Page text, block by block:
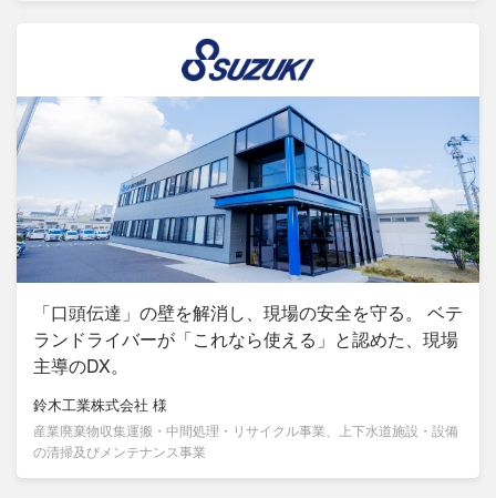
「口頭伝達」の壁を解消し、現場の安全を守る。 ベテ
ランドライバーが「これなら使える」と認めた、現場
主導のDX。
鈴木工業株式会社 様
産業廃棄物収集運搬・中間処理・リサイクル事業、上下水道施設・設備
の清掃及びメンテナンス事業